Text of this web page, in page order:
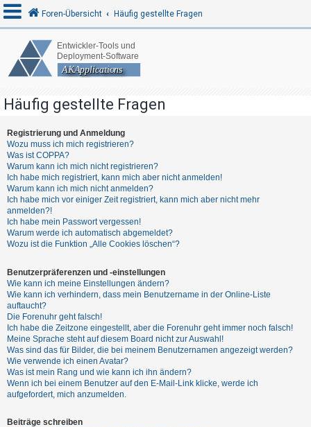
A
m
l
d
e
n
R
e
g
i
s
t
r
i
e
r
e
n
Foren-Übersicht Häufig gestellte Fragen
Häufig gestellte Fragen
Registrierung und Anmeldung
Wozu muss ich mich registrieren?
Was ist COPPA?
Warum kann ich mich nicht registrieren?
Ich habe mich registriert, kann mich aber nicht anmelden!
Warum kann ich mich nicht anmelden?
Ich habe mich vor einiger Zeit registriert, kann mich aber nicht mehr
anmelden?!
Ich habe mein Passwort vergessen!
Warum werde ich automatisch abgemeldet?
Wozu ist die Funktion „Alle Cookies löschen“?
Benutzerpräferenzen und -einstellungen
Wie kann ich meine Einstellungen ändern?
Wie kann ich verhindern, dass mein Benutzername in der Online-Liste
auftaucht?
Die Forenuhr geht falsch!
Ich habe die Zeitzone eingestellt, aber die Forenuhr geht immer noch falsch!
Meine Sprache steht auf diesem Board nicht zur Auswahl!
Was sind das für Bilder, die bei meinem Benutzernamen angezeigt werden?
Wie verwende ich einen Avatar?
Was ist mein Rang und wie kann ich ihn ändern?
Wenn ich bei einem Benutzer auf den E-Mail-Link klicke, werde ich
aufgefordert, mich anzumelden.
Beiträge schreiben